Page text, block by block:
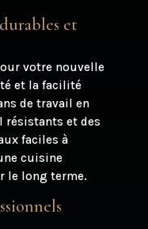
et
votre nouvelle
et la facilité
de travail en
résistants et des
faciles à
cuisine
le long terme.